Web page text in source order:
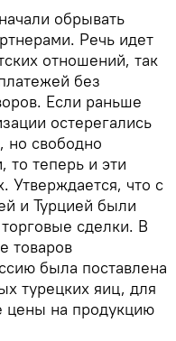
обрывать
Речь идет
отношений, так
без
Если раньше
остерегались
но свободно
то теперь и эти
Утверждается, что с
и Турцией были
сделки. В
товаров
была поставлена
турецких яиц, для
цены на продукцию